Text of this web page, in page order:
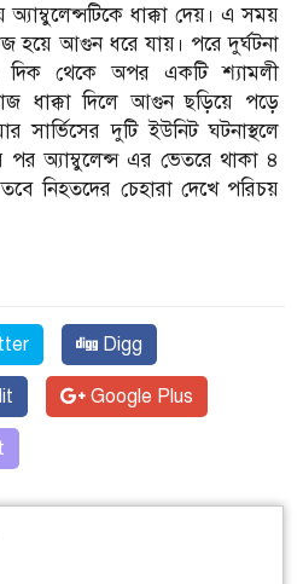
অ্যাম্বুলেন্সটিকে ধাক্কা দেয়। এ সময়
হয়ে আগুন ধরে যায়। পরে দুর্ঘটনা
দিক থেকে অপর একটি শ্যামলী
ধাক্কা দিলে আগুন ছড়িয়ে পড়ে
সার্ভিসের দুটি ইউনিট ঘটনাস্থলে
অ্যাম্বুলেন্স এর ভেতরে থাকা ৪
নিহতদের চেহারা দেখে পরিচয়
Digg
Google Plus